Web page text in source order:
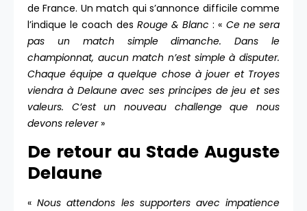
de France. Un match qui s’annonce difficile comme
l’indique le coach des Rouge & Blanc : « Ce ne sera
pas un match simple dimanche. Dans le
championnat, aucun match n’est simple à disputer.
Chaque équipe a quelque chose à jouer et Troyes
viendra à Delaune avec ses principes de jeu et ses
valeurs. C’est un nouveau challenge que nous
devons relever»
De retour au Stade Auguste
Delaune
«Nous attendons les supporters avec impatience